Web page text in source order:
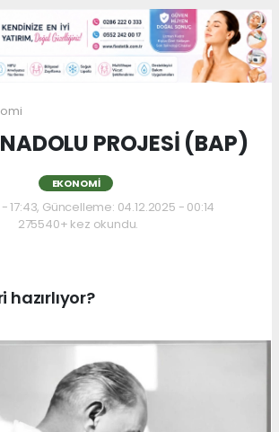
PROJESİ (BAP)
EKONOMI
17:43, Güncelleme: 04.12.2025 - 00:14
275540+ kez okundu.
hazırlıyor?